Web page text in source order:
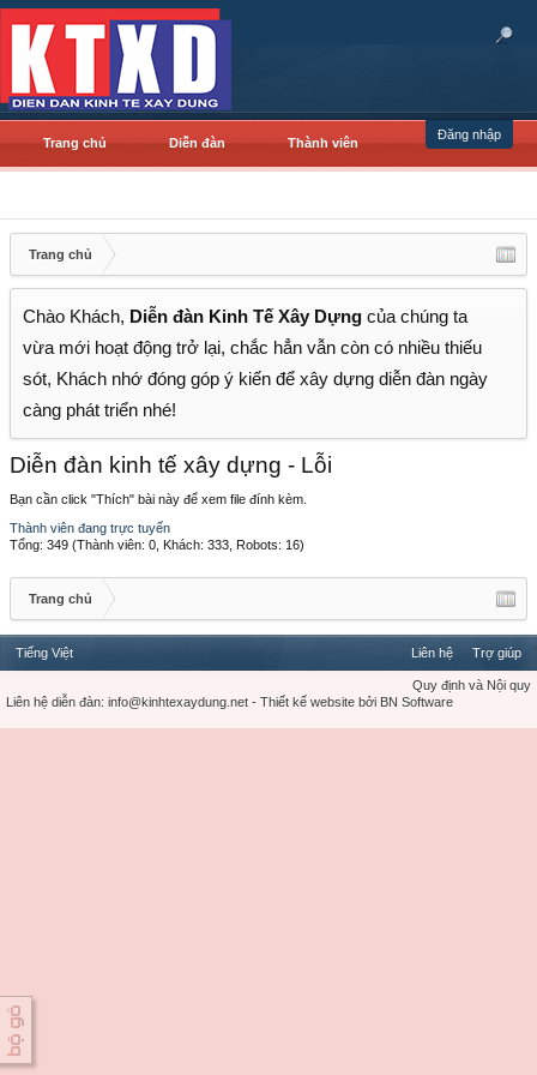
Đăng nhập
Trang chủ Diễn đàn Thành viên
Trang chủ
Chào Khách, Diễn đàn Kinh Tế Xây Dựng của chúng ta
vừa mới hoạt động trở lại, chắc hẳn vẫn còn có nhiều thiếu
sót, Khách nhớ đóng góp ý kiến để xây dựng diễn đàn ngày
càng phát triển nhé!
Diễn đàn kinh tế xây dựng - Lỗi
Bạn cần click "Thích" bài này để xem file đính kèm.
Thành viên đang trực tuyến
Tổng: 349 (Thành viên: 0, Khách: 333, Robots: 16)
Trang chủ
Tiếng Việt Liên hệ Trợ giúp
Quy định và Nội quy
Liên hệ diễn đàn: info@kinhtexaydung.net - Thiết kế website bởi BN Software